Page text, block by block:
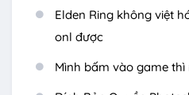
Elden Ring không việt
onl được
Mình bấm vào game